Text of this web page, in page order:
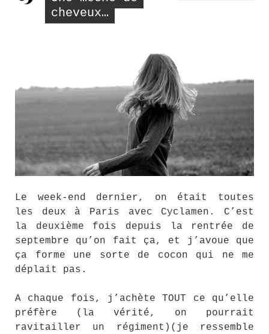
cheveux…
Le week-end dernier, on était toutes
les deux à Paris avec Cyclamen. C’est
la deuxième fois depuis la rentrée de
septembre qu’on fait ça, et j’avoue que
ça forme une sorte de cocon qui ne me
déplait pas.
A chaque fois, j’achète TOUT ce qu’elle
préfère (la vérité, on pourrait
ravitailler un régiment)(je ressemble